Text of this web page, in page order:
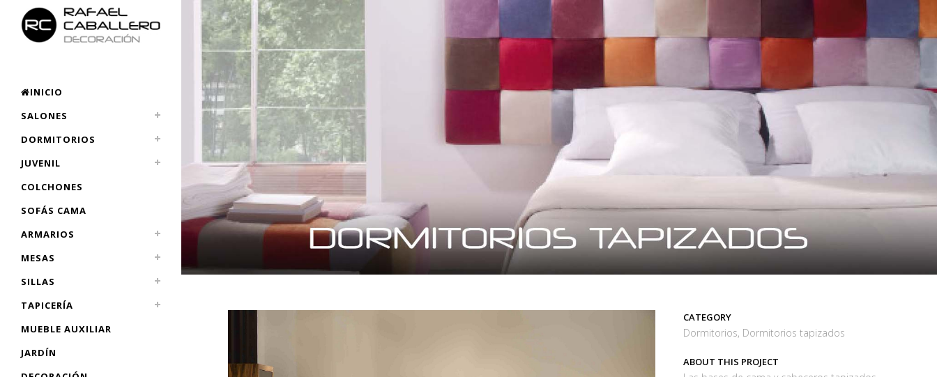
INICIO
SALONES
DORMITORIOS
JUVENIL
COLCHONES
SOFÁS CAMA
ARMARIOS
MESAS
SILLAS
TAPICERÍA
MUEBLE AUXILIAR
JARDÍN
CATEGORY
Dormitorios, Dormitorios tapizados
ABOUT THIS PROJECT